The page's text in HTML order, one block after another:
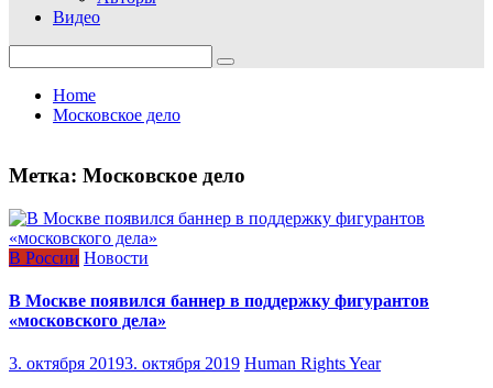
Видео
for:
Home
Московское дело
Метка: Московское дело
В России Новости
В Москве появился баннер в поддержку фигурантов
«московского дела»
3. октября 20193. октября 2019 Human Rights Year